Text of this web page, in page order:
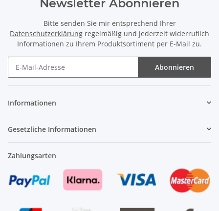
Newsletter Abonnieren
Bitte senden Sie mir entsprechend Ihrer
Datenschutzerklärung regelmäßig und jederzeit widerruflich
Informationen zu Ihrem Produktsortiment per E-Mail zu.
Abonnieren
Informationen
Gesetzliche Informationen
Zahlungsarten